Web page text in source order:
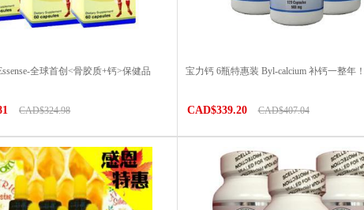
全球首创<骨胶质+钙>保健品
CAD$324.98
宝力钙 6瓶特惠装 Byl-calcium 补钙一整年！
CAD$339.20 CAD$407.04